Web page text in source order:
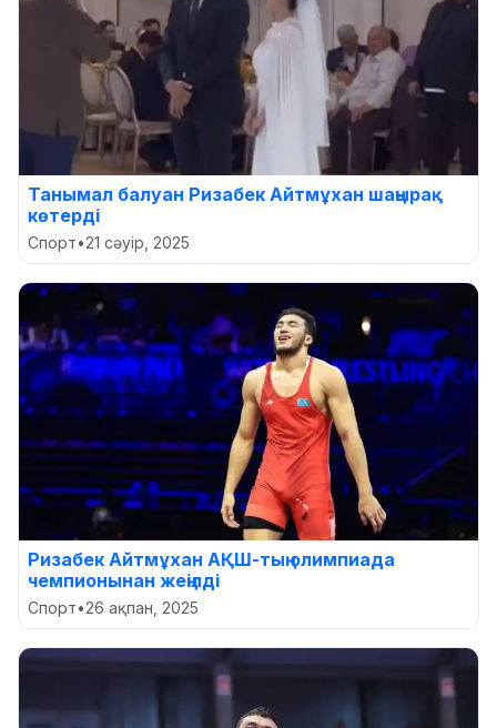
Танымал балуан Ризабек Айтмұхан шаңырақ
көтерді
Спорт•21 сәуір, 2025
Ризабек Айтмұхан АҚШ-тың олимпиада
чемпионынан жеңілді
Спорт•26 ақпан, 2025